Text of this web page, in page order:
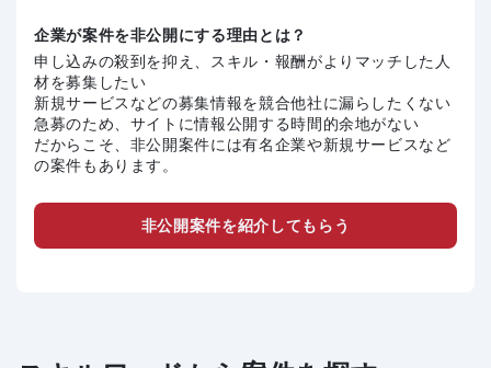
企業が案件を非公開にする理由とは？
申し込みの殺到を抑え、スキル・報酬がよりマッチした人
材を募集したい
新規サービスなどの募集情報を競合他社に漏らしたくない
急募のため、サイトに情報公開する時間的余地がない
だからこそ、非公開案件には有名企業や新規サービスなど
の案件もあります。
非公開案件を紹介してもらう